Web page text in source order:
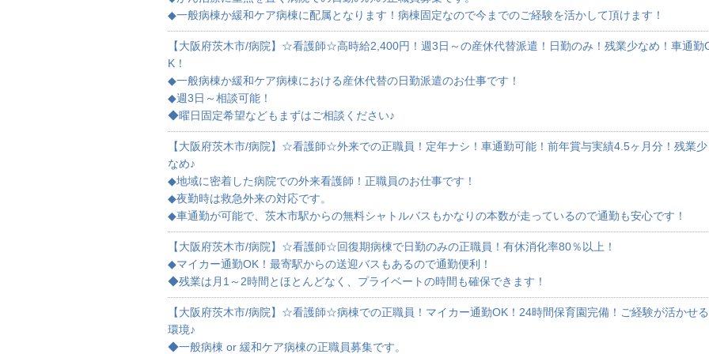
◆一般病棟か緩和ケア病棟に配属となります！病棟固定なので今までのご経験を活かして頂けます！
【大阪府茨木市/病院】☆看護師☆高時給2,400円！週3日～の産休代替派遣！日勤のみ！残業少なめ！車通勤
K！
◆一般病棟か緩和ケア病棟における産休代替の日勤派遣のお仕事です！
◆週3日～相談可能！
◆曜日固定希望などもまずはご相談ください♪
【大阪府茨木市/病院】☆看護師☆外来での正職員！定年ナシ！車通勤可能！前年賞与実績4.5ヶ月分！残業少
なめ♪
◆地域に密着した病院での外来看護師！正職員のお仕事です！
◆夜勤時は救急外来の対応です。
◆車通勤が可能で、茨木市駅からの無料シャトルバスもかなりの本数が走っているので通勤も安心です！
【大阪府茨木市/病院】☆看護師☆回復期病棟で日勤のみの正職員！有休消化率80％以上！
◆マイカー通勤OK！最寄駅からの送迎バスもあるので通勤便利！
◆残業は月1～2時間とほとんどなく、プライベートの時間も確保できます！
【大阪府茨木市/病院】☆看護師☆病棟での正職員！マイカー通勤OK！24時間保育園完備！ご経験が活かせる
環境♪
◆一般病棟 or 緩和ケア病棟の正職員募集です。